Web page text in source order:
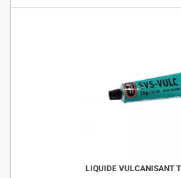
LIQUIDE VULCANISANT